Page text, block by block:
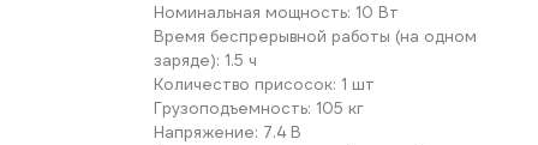
Номинальная мощность: 10 Вт
Время беспрерывной работы (на одном
заряде): 1.5 ч
Количество присосок: 1 шт
Грузоподъемность: 105 кг
Напряжение: 7.4 В